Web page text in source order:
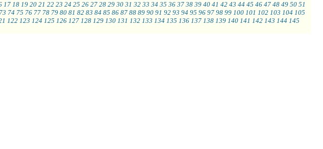
17 18 19 20 21 22 23 24 25 26 27 28 29 30 31 32 33 34 35 36 37 38 39 40 41 42 43 44 45 46 47 48 49 50 51
73 74 75 76 77 78 79 80 81 82 83 84 85 86 87 88 89 90 91 92 93 94 95 96 97 98 99 100 101 102 103 104 105
122 123 124 125 126 127 128 129 130 131 132 133 134 135 136 137 138 139 140 141 142 143 144 145